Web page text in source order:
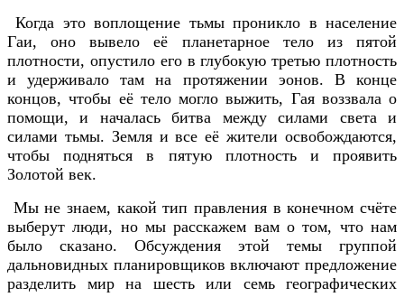
Когда это воплощение тьмы проникло в население
Гаи, оно вывело её планетарное тело из пятой
плотности, опустило его в глубокую третью плотность
и удерживало там на протяжении эонов. В конце
концов, чтобы её тело могло выжить, Гая воззвала о
помощи, и началась битва между силами света и
силами тьмы. Земля и все её жители освобождаются,
чтобы подняться в пятую плотность и проявить
Золотой век.
Мы не знаем, какой тип правления в конечном счёте
выберут люди, но мы расскажем вам о том, что нам
было сказано. Обсуждения этой темы группой
дальновидных планировщиков включают предложение
разделить мир на шесть или семь географических